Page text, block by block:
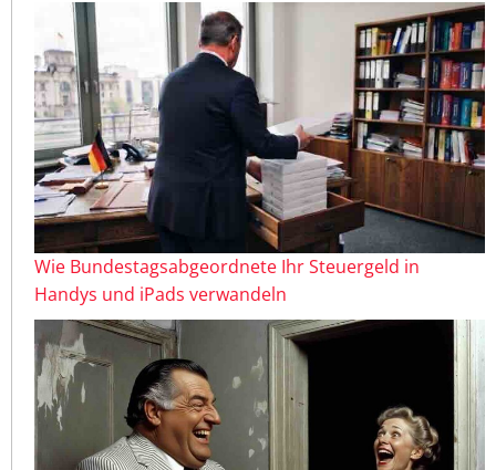
Wie Bundestagsabgeordnete Ihr Steuergeld in
Handys und iPads verwandeln